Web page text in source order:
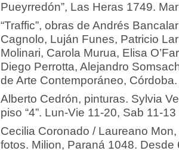
Pueyrredón”, Las Heras 1749.
“Traffic”, obras de Andrés
Cagnolo, Luján Funes, Patricio
Molinari, Carola Murua, Elisa
Diego Perrotta, Alejandro
de Arte Contemporáneo,
Alberto Cedrón, pinturas. Sylvia
piso “4”. Lun-Vie 11-20, Sab 11-
Cecilia Coronado / Laureano Mon,
fotos. Milion, Paraná 1048. Desde